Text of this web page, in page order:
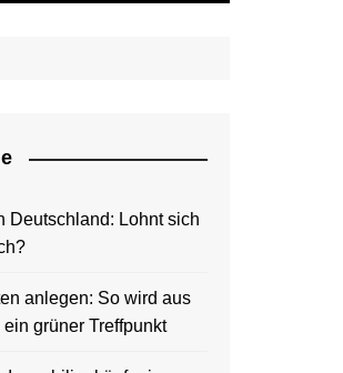
Deutschland: Lohnt sich
anlegen: So wird aus
grüner Treffpunkt